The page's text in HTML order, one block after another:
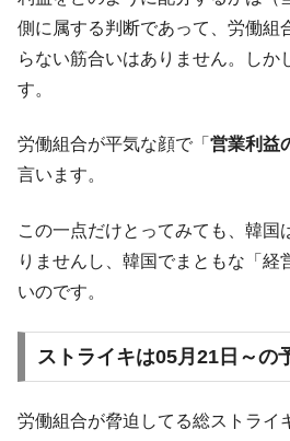
半分未満しか雇用を生まない
『Money1』
韓国「株式市場が
のは政界の責任だ」
に。
『Money1』
『Money1』
韓国株式市場･暗黒
レイカーも発動！ 半導体2銘柄の暴
Fact1
日本の誇る海洋資源調査船
Fact1
夏の甲子園、優勝校を最も
府県とは？
Fact1 今話題の「楽天ライオンズ
側に属する判断であって、労働組
らない筋合いはありません。しか
す。
労働組合が平気な顔で「 営業利益
言います。
この一点だけとってみても、韓国
りませんし、韓国でまともな「経
いのです。
ストライキは05月21日～の
労働組合が脅迫してる総ストライ